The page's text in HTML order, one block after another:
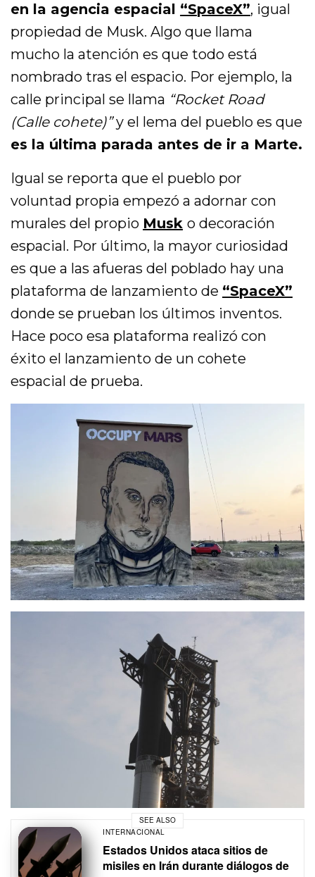
en la agencia espacial “SpaceX”, igual
propiedad de Musk. Algo que llama
mucho la atención es que todo está
nombrado tras el espacio. Por ejemplo, la
calle principal se llama “Rocket Road
(Calle cohete)”y el lema del pueblo es que
es la última parada antes de ir a Marte.
Igual se reporta que el pueblo por
voluntad propia empezó a adornar con
murales del propio Musk o decoración
espacial. Por último, la mayor curiosidad
es que a las afueras del poblado hay una
plataforma de lanzamiento de “SpaceX”
donde se prueban los últimos inventos.
Hace poco esa plataforma realizó con
éxito el lanzamiento de un cohete
espacial de prueba.
SEE ALSO
INTERNACIONAL
Estados Unidos ataca sitios de
misiles en Irán durante diálogos de